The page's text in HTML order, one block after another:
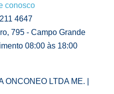
conosco
4647
795 - Campo Grande
08:00 às 18:00
LTDA ME. |